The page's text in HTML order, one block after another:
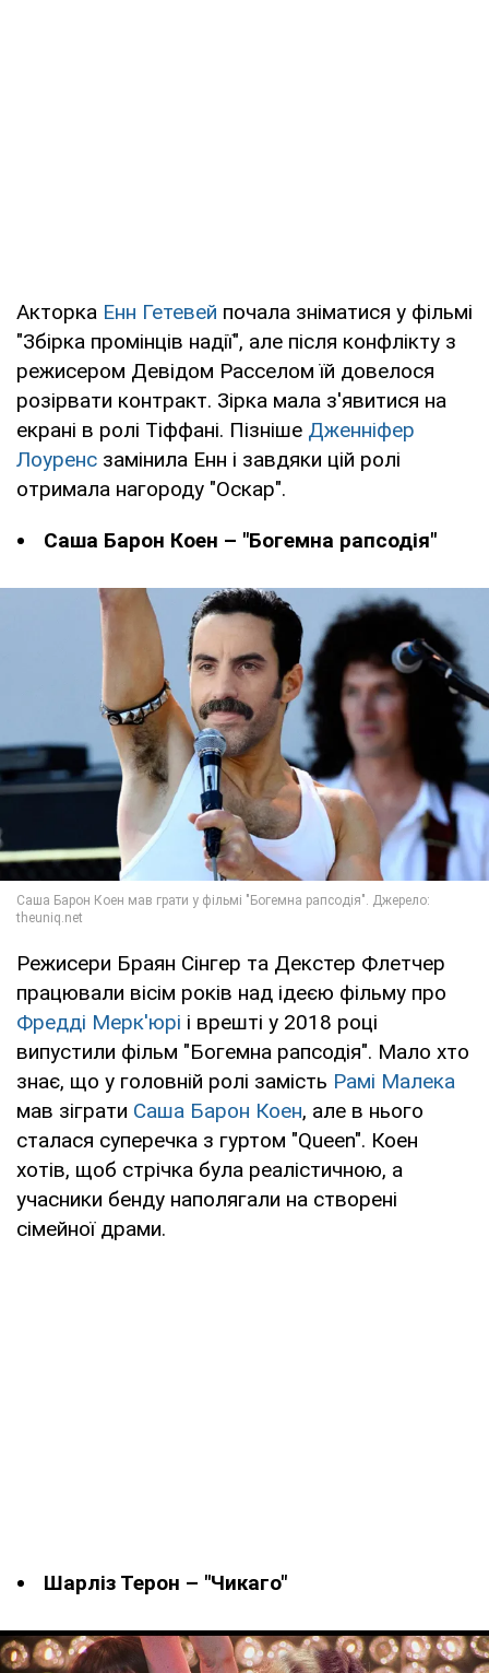
Акторка Енн Гетевей почала зніматися у фільмі
"Збірка промінців надії", але після конфлікту з
режисером Девідом Расселом їй довелося
розірвати контракт. Зірка мала з'явитися на
екрані в ролі Тіффані. Пізніше Дженніфер
Лоуренс замінила Енн і завдяки цій ролі
отримала нагороду "Оскар".
Саша Барон Коен – "Богемна рапсодія"
Режисери Браян Сінгер та Декстер Флетчер
працювали вісім років над ідеєю фільму про
Фредді Мерк'юрі і врешті у 2018 році
випустили фільм "Богемна рапсодія". Мало хто
знає, що у головній ролі замість Рамі Малека
мав зіграти Саша Барон Коен, але в нього
сталася суперечка з гуртом "Queen". Коен
хотів, щоб стрічка була реалістичною, а
учасники бенду наполягали на створені
сімейної драми.
Шарліз Терон – "Чикаго"